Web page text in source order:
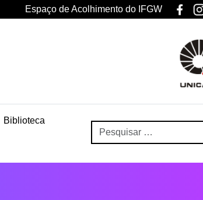
Espaço de Acolhimento do IFGW
Biblioteca